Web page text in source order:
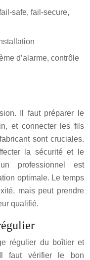
safe, fail-secure,
d’alarme, contrôle
Il faut préparer le
et connecter les fils
sont cruciales.
la sécurité et le
professionnel est
optimale. Le temps
mais peut prendre
qualifié.
régulier du boîtier et
faut vérifier le bon